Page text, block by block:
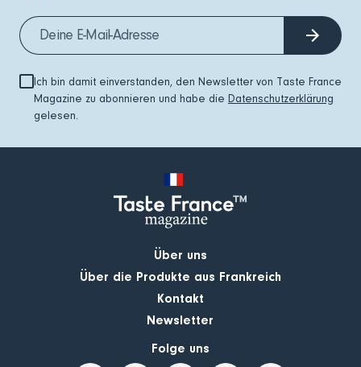
Ich bin damit einverstanden, den Newsletter von Taste France
Magazine zu abonnieren und habe die Datenschutzerklärung
gelesen.
Über uns
Über die Produkte aus Frankreich
Kontakt
Newsletter
Folge uns